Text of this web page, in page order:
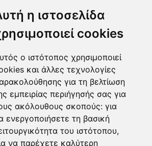
η ιστοσελίδα
cookies
ο ιστότοπος χρησιμοποιεί
και άλλες τεχνολογίες
για τη βελτίωση
εμπειρίας περιήγησής σας για
ακόλουθους σκοπούς: για
ενεργοποιήσετε τη βασική
του ιστότοπου,
να παρέχετε καλύτερη
07 08 2026
|SNG Services
| Όροι Χρήσης |Δήλωση
|
Περιεχόμενο
για τα Cookies
με τη σύσταση (ΕΕ)
334|Ταυτότητα